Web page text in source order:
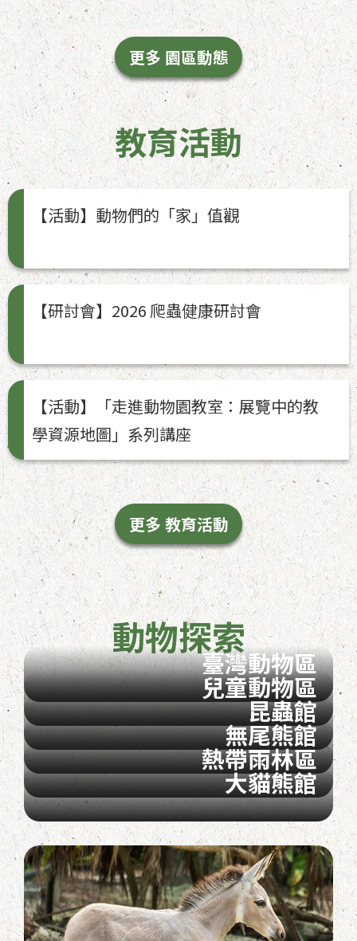
教育活動
更多 園區動態
【活動】動物們的「家」值觀
【研討會】2026 爬蟲健康研討會
【活動】「走進動物園教室：展覽中的教
學資源地圖」系列講座
更多 教育活動
動物探索
臺灣動物區
兒童動物區
昆蟲館
無尾熊館
熱帶雨林區
大貓熊館